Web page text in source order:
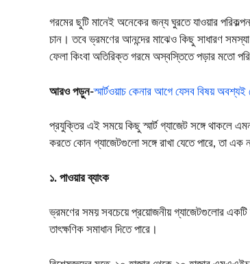
গরমের ছুটি মানেই অনেকের জন্য ঘুরতে যাওয়ার
চান। তবে ভ্রমণের আনন্দের মাঝেও কিছু সাধারণ সমস্যা
ফেলা কিংবা অতিরিক্ত গরমে অস্বস্তিতে পড়ার মতো
আরও পড়ুন-স্মার্টওয়াচ কেনার আগে যেসব বিষয় অবশ্যই
প্রযুক্তির এই সময়ে কিছু স্মার্ট গ্যাজেট সঙ্গে
করতে কোন গ্যাজেটগুলো সঙ্গে রাখা যেতে পারে, তা এক
১. পাওয়ার ব্যাংক
ভ্রমণের সময় সবচেয়ে প্রয়োজনীয় গ্যাজেটগুলোর একটি
তাৎক্ষণিক সমাধান দিতে পারে।